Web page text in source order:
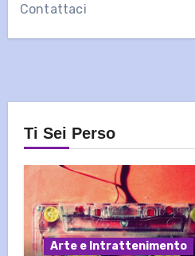
Contattaci
Ti Sei Perso
Arte e Intrattenimento